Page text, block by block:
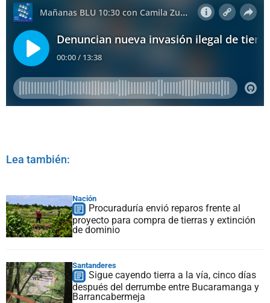
Lea también:
Nación
Procuraduría envió reparos frente al
proyecto para compra de tierras y extinción
de dominio
Santanderes
Sigue cayendo tierra a la vía, cinco días
después del derrumbe entre Bucaramanga y
Barrancabermeja